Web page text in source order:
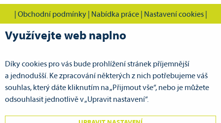
Obchodní podmínky| Nabídka práce| Nastavení cookies|
Doubravická 386
Využívejte web naplno
Díky cookies pro vás bude prohlížení stránek příjemnější
a jednodušší. Ke zpracování některých z nich potřebujeme váš
souhlas, který dáte kliknutím na „Přijmout vše“, nebo je můžete
odsouhlasit jednotlivě v „Upravit nastavení“.